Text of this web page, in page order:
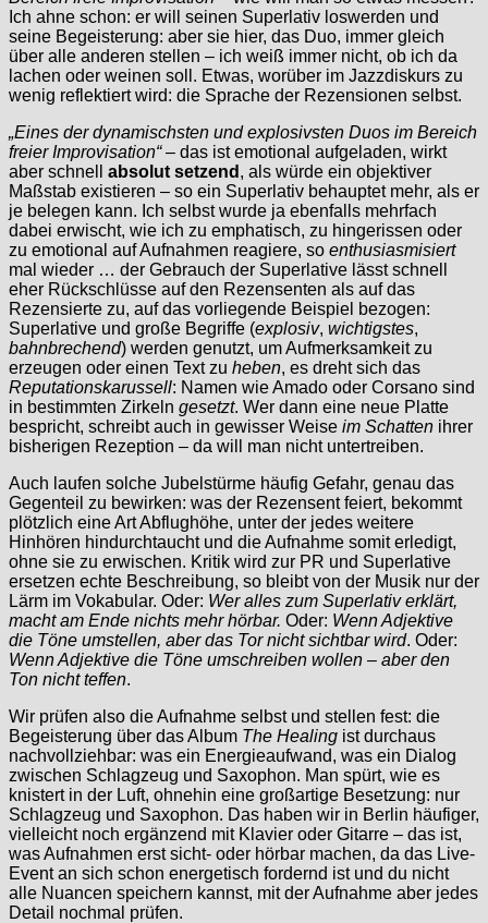
Ich ahne schon: er will seinen Superlativ loswerden und
seine Begeisterung: aber sie hier, das Duo, immer gleich
über alle anderen stellen – ich weiß immer nicht, ob ich da
lachen oder weinen soll. Etwas, worüber im Jazzdiskurs zu
wenig reflektiert wird: die Sprache der Rezensionen selbst.
„Eines der dynamischsten und explosivsten Duos im Bereich
freier Improvisation“– das ist emotional aufgeladen, wirkt
aber schnell absolut setzend , als würde ein objektiver
Maßstab existieren – so ein Superlativ behauptet mehr, als er
je belegen kann. Ich selbst wurde ja ebenfalls mehrfach
dabei erwischt, wie ich zu emphatisch, zu hingerissen oder
zu emotional auf Aufnahmen reagiere, so enthusiasmisiert
mal wieder … der Gebrauch der Superlative lässt schnell
eher Rückschlüsse auf den Rezensenten als auf das
Rezensierte zu, auf das vorliegende Beispiel bezogen:
Superlative und große Begriffe (explosiv, wichtigstes,
bahnbrechend) werden genutzt, um Aufmerksamkeit zu
erzeugen oder einen Text zu heben, es dreht sich das
Reputationskarussell: Namen wie Amado oder Corsano sind
in bestimmten Zirkeln gesetzt. Wer dann eine neue Platte
bespricht, schreibt auch in gewisser Weise im Schatten ihrer
bisherigen Rezeption – da will man nicht untertreiben.
Auch laufen solche Jubelstürme häufig Gefahr, genau das
Gegenteil zu bewirken: was der Rezensent feiert, bekommt
plötzlich eine Art Abflughöhe, unter der jedes weitere
Hinhören hindurchtaucht und die Aufnahme somit erledigt,
ohne sie zu erwischen. Kritik wird zur PR und Superlative
ersetzen echte Beschreibung, so bleibt von der Musik nur der
Lärm im Vokabular. Oder: Wer alles zum Superlativ erklärt,
macht am Ende nichts mehr hörbar. Oder: Wenn Adjektive
die Töne umstellen, aber das Tor nicht sichtbar wird. Oder:
Wenn Adjektive die Töne umschreiben wollen – aber den
Ton nicht teffen.
Wir prüfen also die Aufnahme selbst und stellen fest: die
Begeisterung über das Album The Healing ist durchaus
nachvollziehbar: was ein Energieaufwand, was ein Dialog
zwischen Schlagzeug und Saxophon. Man spürt, wie es
knistert in der Luft, ohnehin eine großartige Besetzung: nur
Schlagzeug und Saxophon. Das haben wir in Berlin häufiger,
vielleicht noch ergänzend mit Klavier oder Gitarre – das ist,
was Aufnahmen erst sicht- oder hörbar machen, da das Live-
Event an sich schon energetisch fordernd ist und du nicht
alle Nuancen speichern kannst, mit der Aufnahme aber jedes
Detail nochmal prüfen.